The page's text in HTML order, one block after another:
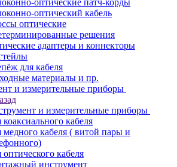
оптические патч-корды
оптический кабель
оптические
решения
адаптеры и коннекторы
для кабеля
материалы и пр.
и измерительные приборы
и измерительные приборы
коаксиального кабеля
медного кабеля ( витой пары и
оптического кабеля
инструмент